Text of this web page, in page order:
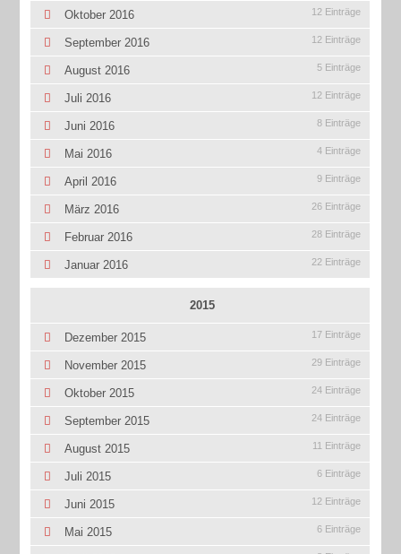
Oktober 2016 12 Einträge
September 2016 12 Einträge
August 2016 5 Einträge
Juli 2016 12 Einträge
Juni 2016 8 Einträge
Mai 2016 4 Einträge
April 2016 9 Einträge
März 2016 26 Einträge
Februar 2016 28 Einträge
Januar 2016 22 Einträge
2015
Dezember 2015 17 Einträge
November 2015 29 Einträge
Oktober 2015 24 Einträge
September 2015 24 Einträge
August 2015 11 Einträge
Juli 2015 6 Einträge
Juni 2015 12 Einträge
Mai 2015 6 Einträge